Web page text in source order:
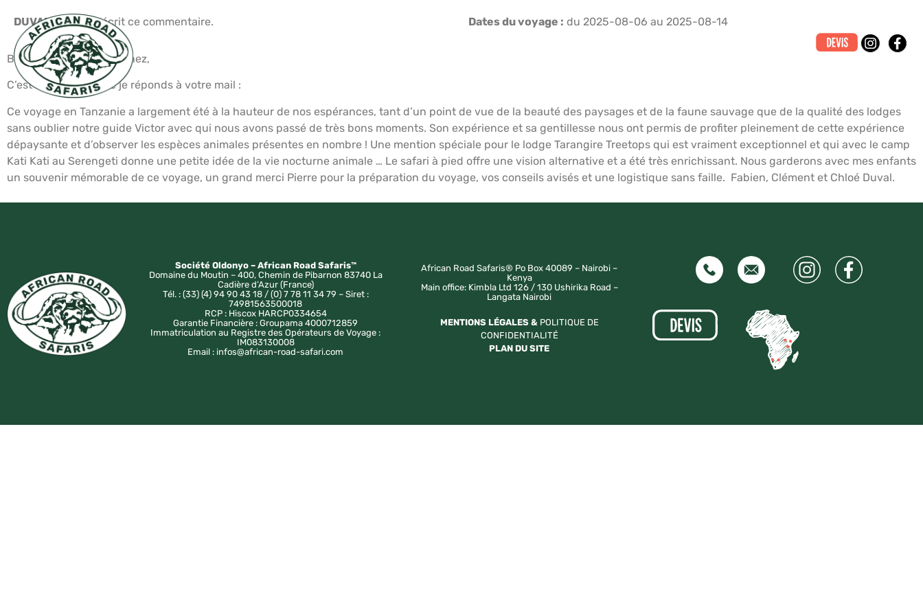
DUVAL Fabiena écrit ce commentaire. Dates du voyage : du 2025-08-06 au 2025-08-14
Bonsoir Monsieur Blanchez,
C’est avec plaisir que je réponds à votre mail :
Ce voyage en Tanzanie a largement été à la hauteur de nos espérances, tant d’un point de vue de la beauté des paysages et de la faune sauvage que de la qualité des lodges
sans oublier notre guide Victor avec qui nous avons passé de très bons moments. Son expérience et sa gentillesse nous ont permis de profiter pleinement de cette expérience
dépaysante et d’observer les espèces animales présentes en nombre ! Une mention spéciale pour le lodge Tarangire Treetops qui est vraiment exceptionnel et qui avec le camp
Kati Kati au Serengeti donne une petite idée de la vie nocturne animale … Le safari à pied offre une vision alternative et a été très enrichissant. Nous garderons avec mes enfants
un souvenir mémorable de ce voyage, un grand merci Pierre pour la préparation du voyage, vos conseils avisés et une logistique sans faille. Fabien, Clément et Chloé Duval.
Société Oldonyo – African Road Safaris™
Domaine du Moutin – 400, Chemin de Pibarnon 83740 La
Cadière d’Azur (France)
Tél. : (33) (4) 94 90 43 18 / (0) 7 78 11 34 79 – Siret :
74981563500018
RCP : Hiscox HARCP0334654
Garantie Financière : Groupama 4000712859
Immatriculation au Registre des Opérateurs de Voyage :
IM083130008
Email : infos@african-road-safari.com
African Road Safaris® Po Box 40089 – Nairobi –
Kenya
Main office: Kimbla Ltd 126 / 130 Ushirika Road –
Langata Nairobi
MENTIONS LÉGALES & POLITIQUE DE
CONFIDENTIALITÉ
PLAN DU SITE